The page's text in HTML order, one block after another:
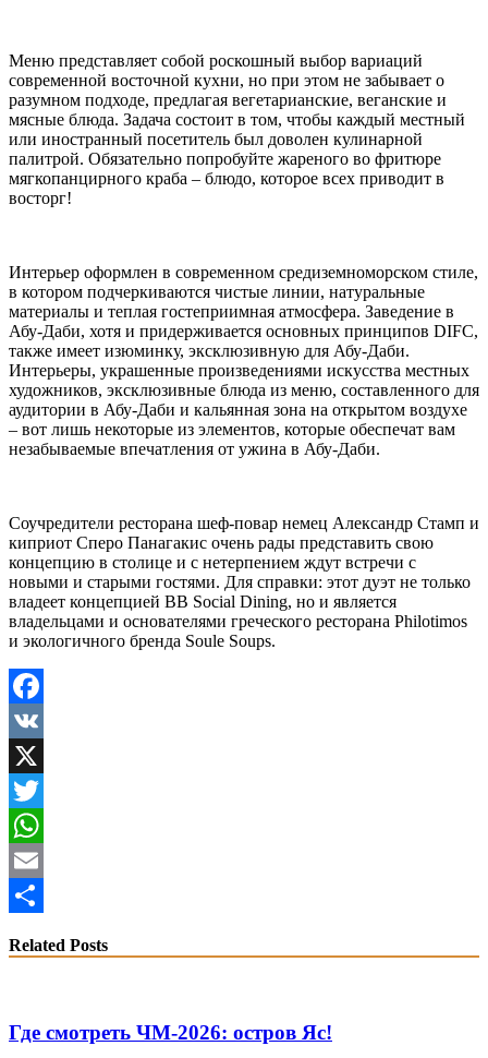
Меню представляет собой роскошный выбор вариаций
современной восточной кухни, но при этом не забывает о
разумном подходе, предлагая вегетарианские, веганские и
мясные блюда. Задача состоит в том, чтобы каждый местный
или иностранный посетитель был доволен кулинарной
палитрой. Обязательно попробуйте жареного во фритюре
мягкопанцирного краба – блюдо, которое всех приводит в
восторг!
Интерьер оформлен в современном средиземноморском стиле,
в котором подчеркиваются чистые линии, натуральные
материалы и теплая гостеприимная атмосфера. Заведение в
Абу-Даби, хотя и придерживается основных принципов DIFC,
также имеет изюминку, эксклюзивную для Абу-Даби.
Интерьеры, украшенные произведениями искусства местных
художников, эксклюзивные блюда из меню, составленного для
аудитории в Абу-Даби и кальянная зона на открытом воздухе
– вот лишь некоторые из элементов, которые обеспечат вам
незабываемые впечатления от ужина в Абу-Даби.
Соучредители ресторана шеф-повар немец Александр Стамп и
киприот Сперо Панагакис очень рады представить свою
концепцию в столице и с нетерпением ждут встречи с
новыми и старыми гостями. Для справки: этот дуэт не только
владеет концепцией BB Social Dining, но и является
владельцами и основателями греческого ресторана Philotimos
и экологичного бренда Soule Soups.
Facebook
VK
X
Twitter
WhatsApp
Email
Related Posts
Где смотреть ЧМ-2026: остров Яс!